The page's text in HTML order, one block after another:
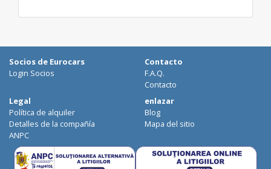
Socios de Eurocars
Login Socios
Contacto
F.A.Q.
Contacto
Legal
Política de alquiler
Detalles de la compañía
ANPC
enlazar
Blog
Mapa del sitio